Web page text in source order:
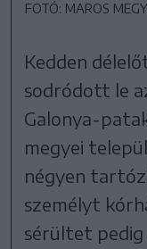
FOTÓ: MAROS
Kedden
sodródott le
Galonya-
megyei
négyen
személyt
sérültet